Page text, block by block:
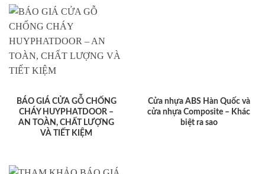
BÁO GIÁ CỬA GỖ CHỐNG
CHÁY HUYPHATDOOR –
AN TOÀN, CHẤT LƯỢNG
VÀ TIẾT KIỆM
Cửa nhựa ABS Hàn Quốc và
cửa nhựa Composite – Khác
biệt ra sao